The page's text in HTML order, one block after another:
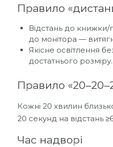
Правило
Відстань до
до монітора —
Якісне освітлення
достатнього розміру.
Правило
Кожні 20 хвилин
20 секунд на відстань
Час надворі